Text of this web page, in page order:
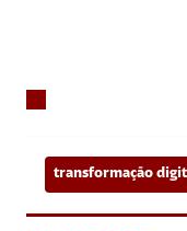
transformação